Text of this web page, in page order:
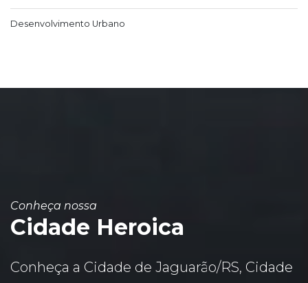
Desenvolvimento Urbano
Conheça nossa
Cidade Heroica
Conheça a Cidade de Jaguarão/RS, Cidade